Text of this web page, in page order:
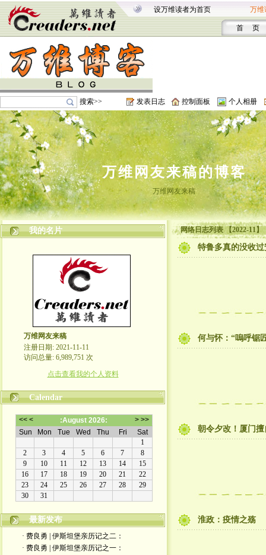
设万维读者为首页 万维
首 页
搜索>> 发表日志 控制面板 个人相册
万维网友来稿的博客
万维网友来稿
我的名片
万维网友来稿
注册日期: 2021-11-11
访问总量: 6,989,751 次
点击查看我的个人资料
Calendar
最新发布
· 费良勇 | 伊斯坦堡亲历记之二：
· 费良勇 | 伊斯坦堡亲历记之一：
网络日志列表 【2022-11】
特鲁多真的没收
何与怀：“嗚呼锯
朝令夕改！厦门
淮政：疫情之殇